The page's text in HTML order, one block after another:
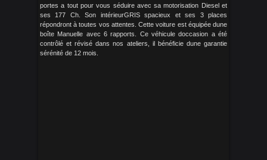
portes a tout pour vous séduire avec sa motorisation Diesel et
ses 177 Ch. Son intérieurGRIS spacieux et ses 3 places
répondront à toutes vos attentes. Cette voiture est équipée dune
boîte Manuelle avec 6 rapports. Ce véhicule doccasion a été
contrôlé et révisé dans nos ateliers, il bénéficie dune garantie
sérénité de 12 mois.